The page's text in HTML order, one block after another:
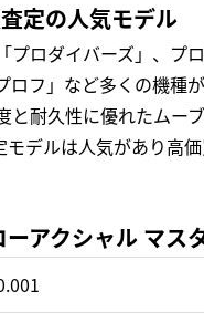
定の人気モデル
プロダイバーズ」、
ロフ」など多くの機
と耐久性に優れたムー
デルは人気があり高
ーアクシャル マ